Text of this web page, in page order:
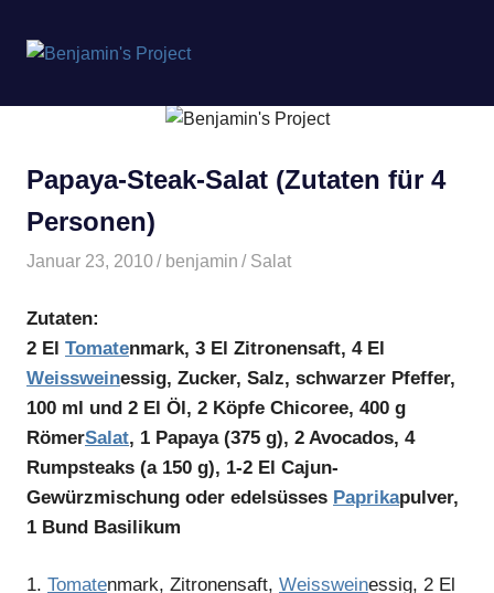
springen
Project
Papaya-Steak-Salat (Zutaten für 4
Personen)
Januar 23, 2010 benjamin Salat
Zutaten:
2 El Tomatenmark, 3 El Zitronensaft, 4 El
Weissweinessig, Zucker, Salz, schwarzer Pfeffer,
100 ml und 2 El Öl, 2 Köpfe Chicoree, 400 g
RömerSalat, 1 Papaya (375 g), 2 Avocados, 4
Rumpsteaks (a 150 g), 1-2 El Cajun-
Gewürzmischung oder edelsüsses Paprikapulver,
1 Bund Basilikum
1. Tomatenmark, Zitronensaft, Weissweinessig, 2 El